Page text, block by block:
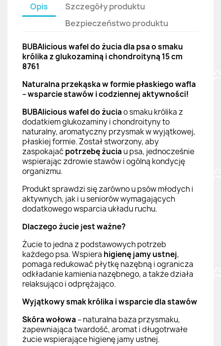
Opis
Szczegóły produktu
Bezpieczeństwo produktu
BUBAlicious wafel do żucia dla psa o smaku
królika z glukozaminą i chondroityną 15 cm
8761
Naturalna przekąska w formie płaskiego wafla
– wsparcie stawów i codziennej aktywności!
BUBAlicious wafel do żuciao smaku królika z
dodatkiem glukozaminy i chondroityny to
naturalny, aromatyczny przysmak w wyjątkowej,
płaskiej formie. Został stworzony, aby
zaspokajać potrzebę żucia u psa, jednocześnie
wspierając zdrowie stawów i ogólną kondycję
organizmu.
Produkt sprawdzi się zarówno u psów młodych i
aktywnych, jak i u seniorów wymagających
dodatkowego wsparcia układu ruchu.
Dlaczego żucie jest ważne?
Żucie to jedna z podstawowych potrzeb
każdego psa. Wspiera higienę jamy ustnej,
pomaga redukować płytkę nazębną i ogranicza
odkładanie kamienia nazębnego, a także działa
relaksująco i odprężająco.
Wyjątkowy smak królika i wsparcie dla stawów
Skóra wołowa – naturalna baza przysmaku,
zapewniająca twardość, aromat i długotrwałe
żucie wspierające higienę jamy ustnej.